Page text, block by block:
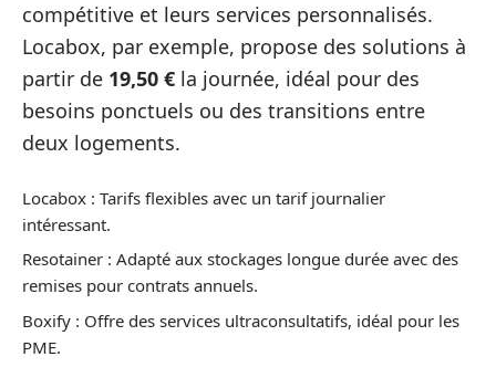
compétitive et leurs services personnalisés.
Locabox, par exemple, propose des solutions à
partir de 19,50 € la journée, idéal pour des
besoins ponctuels ou des transitions entre
deux logements.
Locabox : Tarifs flexibles avec un tarif journalier
intéressant.
Resotainer : Adapté aux stockages longue durée avec des
remises pour contrats annuels.
Boxify : Offre des services ultraconsultatifs, idéal pour les
PME.